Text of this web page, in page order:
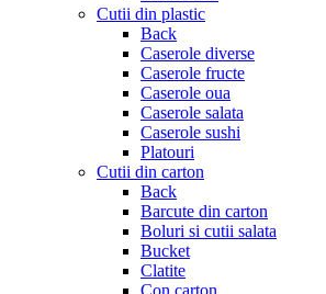
Cutii din plastic
Back
Caserole diverse
Caserole fructe
Caserole oua
Caserole salata
Caserole sushi
Platouri
Cutii din carton
Back
Barcute din carton
Boluri si cutii salata
Bucket
Clatite